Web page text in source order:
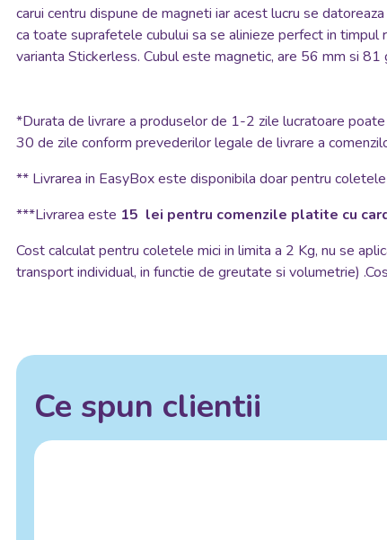
carui centru dispune de magneti iar acest lucru se
ca toate suprafetele cubului sa se alinieze perfect in
varianta Stickerless. Cubul este magnetic, are 56 mm si
*Durata de livrare a produselor de 1-2 zile lucratoare
30 de zile conform prevederilor legale de livrare a
** Livrarea in EasyBox este disponibila doar pentru
***Livrarea este 15 lei pentru comenzile platite cu
Cost calculat pentru coletele mici in limita a 2 Kg, nu se
transport individual, in functie de greutate si volumetrie)
Ce spun clientii